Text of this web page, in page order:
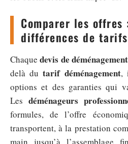
Comparer les
différences de
Chaquedevis de déménagement
delà dutarif déménagement,
options et des garanties qui
Les déménageurs
formules, de l’offre
transportent, à la prestation
main jusqu’à l’assemblage